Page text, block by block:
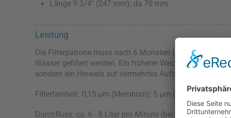
Länge 9 3/4" (247 mm), da 70 mm
Leistung
Die Filterpatrone muss nach 6 Monaten (entsprechend
Wasser gefiltert werden. Ein früherer Wechsel kann
sondern ein Hinweis auf vermehrtes Auftreten von feinen
Filterfeinheit: 0,15 µm (Membran); 5 µm (Aktivkohle)
Durchfluss: ca. 6 - 8 Liter pro Minute (bei 4 bar)